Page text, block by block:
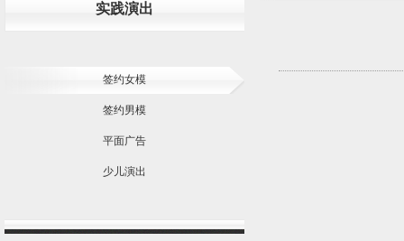
实践演出
签约女模
签约男模
平面广告
少儿演出